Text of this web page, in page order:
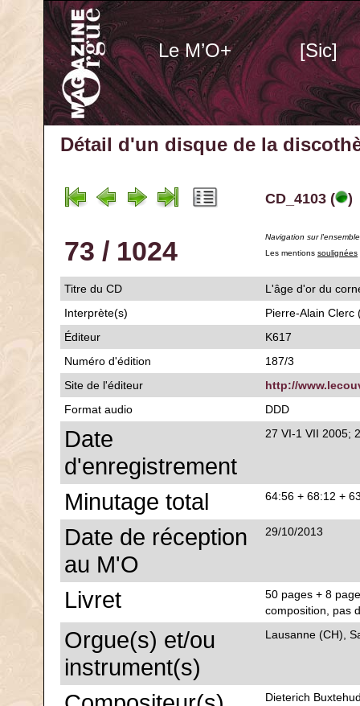
Le M’O+ [Sic]
Détail d'un disque de la
CD_4103 ( )
73 / 1024
Navigation sur
Les mentions soulignées
Titre du CD
L'âge d'or du
Interprète(s)
Pierre-Alain Clerc
Éditeur
K617
Numéro d'édition
187/3
Site de l'éditeur
http://
Format audio
DDD
Date
d'enregistrement
27 VI-1 VII 2005;
Minutage total 64:56 + 68:12 +
Date de réception
au M'O
29/10/2013
Livret
50 pages + 8
composition, pas
Orgue(s) et/ou
instrument(s)
Lausanne (CH),
Dieterich